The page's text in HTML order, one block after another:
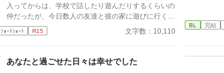
入ってからは、学校で話したり遊んだりするくらいの
仲だったが、今日数人の友達と彼の家に遊びに行くこ
とになった。 数年ぶりの幼なじみの家を懐かしんで
いる中、いつの間にか友人たちは帰っており、幼なじ
つけてしまい、部屋に来た有沢に咄嗟に寝たフリをす
るが…
ｼｮｰﾄｼｮｰﾄ R15 文字数：10,110
BL 完結
あなたと過ごせた日々は幸せでした